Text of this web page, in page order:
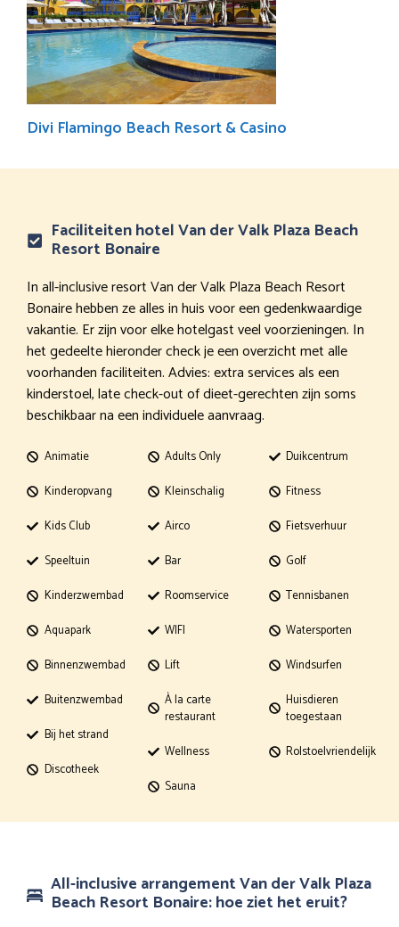
Divi Flamingo Beach Resort & Casino
Faciliteiten hotel Van der Valk Plaza Beach
Resort Bonaire
In all-inclusive resort Van der Valk Plaza Beach Resort
Bonaire hebben ze alles in huis voor een gedenkwaardige
vakantie. Er zijn voor elke hotelgast veel voorzieningen. In
het gedeelte hieronder check je een overzicht met alle
voorhanden faciliteiten. Advies: extra services als een
kinderstoel, late check-out of dieet-gerechten zijn soms
beschikbaar na een individuele aanvraag.
Animatie
Kinderopvang
Kids Club
Speeltuin
Kinderzwembad
Aquapark
Binnenzwembad
Buitenzwembad
Bij het strand
Discotheek
Adults Only
Kleinschalig
Airco
Bar
Roomservice
WIFI
Lift
À la carte
restaurant
Wellness
Sauna
Duikcentrum
Fitness
Fietsverhuur
Golf
Tennisbanen
Watersporten
Windsurfen
Huisdieren
toegestaan
Rolstoelvriendelijk
All-inclusive arrangement Van der Valk Plaza
Beach Resort Bonaire: hoe ziet het eruit?